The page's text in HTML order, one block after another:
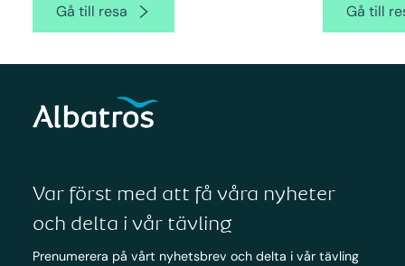
Gå till resa Gå till
Var först med att få våra nyheter
och delta i vår tävling
Prenumerera på vårt nyhetsbrev och delta i vår tävling